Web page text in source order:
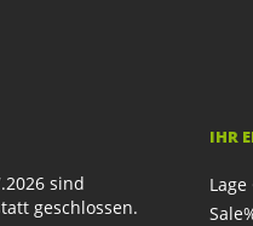
sind
geschlossen.
IHR